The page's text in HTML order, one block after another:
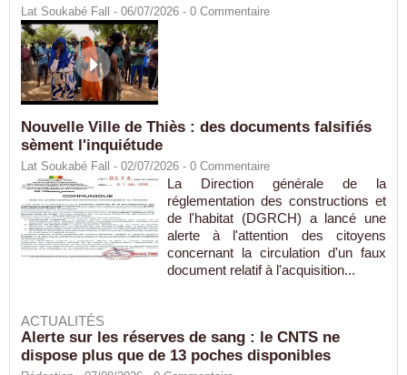
Lat Soukabé Fall - 06/07/2026 - 0 Commentaire
Nouvelle Ville de Thiès : des documents falsifiés
sèment l'inquiétude
Lat Soukabé Fall - 02/07/2026 - 0 Commentaire
La Direction générale de la
réglementation des constructions et
de l'habitat (DGRCH) a lancé une
alerte à l'attention des citoyens
concernant la circulation d'un faux
document relatif à l'acquisition...
ACTUALITÉS
Alerte sur les réserves de sang : le CNTS ne
dispose plus que de 13 poches disponibles